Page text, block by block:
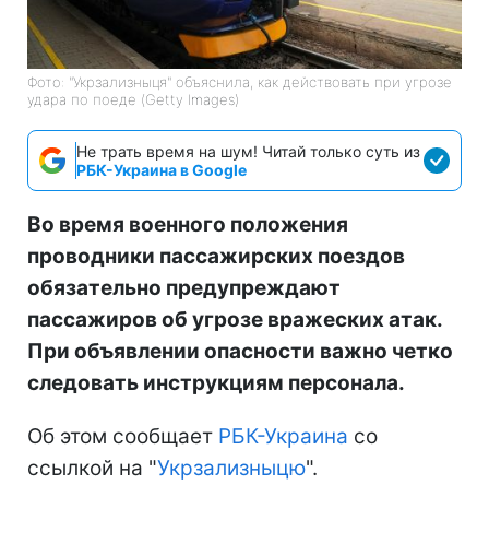
Фото: "Укрзализныця" объяснила, как действовать при угрозе
удара по поеде (Getty Images)
Не трать время на шум! Читай только суть из
РБК-Украина в Google
Во время военного положения
проводники пассажирских поездов
обязательно предупреждают
пассажиров об угрозе вражеских атак.
При объявлении опасности важно четко
следовать инструкциям персонала.
Об этом сообщает РБК-Украина со
ссылкой на "Укрзализныцю".